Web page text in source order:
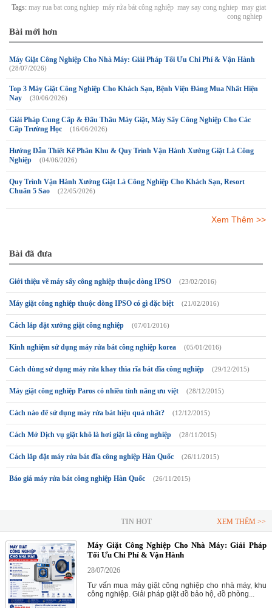
Tags: may rua bat cong nghiep máy rửa bát công nghiệp may say cong nghiep may giat
cong nghiep
Bài mới hơn
Máy Giặt Công Nghiệp Cho Nhà Máy: Giải Pháp Tối Ưu Chi Phí & Vận Hành
(28/07/2026)
Top 3 Máy Giặt Công Nghiệp Cho Khách Sạn, Bệnh Viện Đáng Mua Nhất Hiện
Nay
(30/06/2026)
Giải Pháp Cung Cấp & Đấu Thầu Máy Giặt, Máy Sấy Công Nghiệp Cho Các
Cấp Trường Học
(16/06/2026)
Hướng Dẫn Thiết Kế Phân Khu & Quy Trình Vận Hành Xưởng Giặt Là Công
Nghiệp
(04/06/2026)
Quy Trình Vận Hành Xưởng Giặt Là Công Nghiệp Cho Khách Sạn, Resort
Chuẩn 5 Sao
(22/05/2026)
Xem Thêm >>
Bài đã đưa
Giới thiệu về máy sấy công nghiệp thuộc dòng IPSO (23/02/2016)
Máy giặt công nghiệp thuộc dòng IPSO có gì đặc biệt (21/02/2016)
Cách lắp đặt xưởng giặt công nghiệp (07/01/2016)
Kinh nghiệm sử dụng máy rửa bát công nghiệp korea (05/01/2016)
Cách dùng sử dụng máy rửa khay thìa rĩa bát đĩa công nghiệp (29/12/2015)
Máy giặt công nghiệp Paros có nhiều tính năng ưu việt (28/12/2015)
Cách nào để sử dụng máy rửa bát hiệu quả nhất? (12/12/2015)
Cách Mở Dịch vụ giặt khô là hơi giặt là công nghiệp (28/11/2015)
Cách lắp đặt máy rửa bát đĩa công nghiệp Hàn Quốc (26/11/2015)
Báo giá máy rửa bát công nghiệp Hàn Quốc (26/11/2015)
TIN HOT XEM THÊM >>
Máy Giặt Công Nghiệp Cho Nhà Máy: Giải Pháp
Tối Ưu Chi Phí & Vận Hành
28/07/2026
Tư vấn mua máy giặt công nghiệp cho nhà máy, khu
công nghiệp. Giải pháp giặt đồ bảo hộ, đồ phòng...